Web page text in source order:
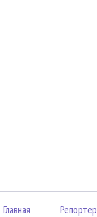
Главная Репортер